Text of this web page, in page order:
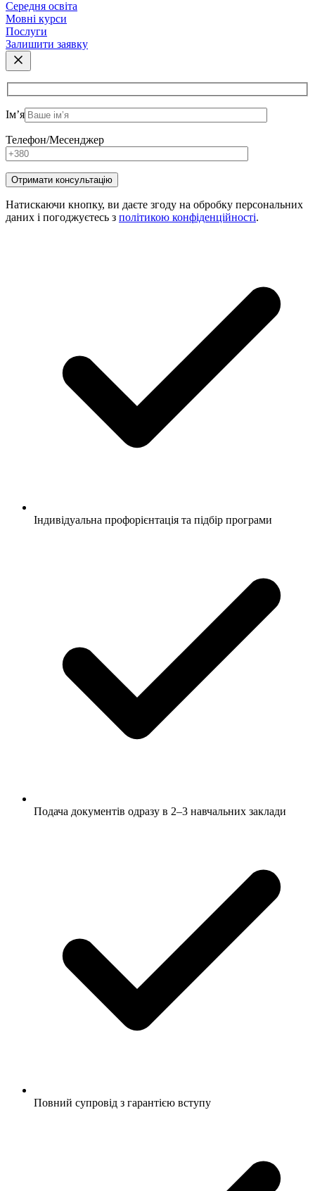
Середня освіта
Мовні курси
Послуги
Залишити заявку
Ім’я
Телефон/Месенджер
Натискаючи кнопку, ви даєте згоду на обробку персональних
даних і погоджуєтесь з політикою конфіденційності.
Індивідуальна профорієнтація та підбір програми
Подача документів одразу в 2–3 навчальних заклади
Повний супровід з гарантією вступу